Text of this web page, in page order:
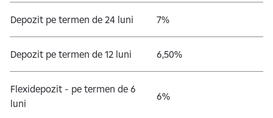
Depozit pe termen de 24 luni 7%
Depozit pe termen de 12 luni 6,50%
Flexidepozit - pe termen de 6
luni
6%